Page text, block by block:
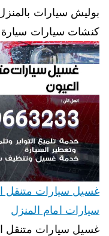
بوليش سيارات
كنشات سيارات
سيارات امام المنزل
غسيل سيارات متنقل